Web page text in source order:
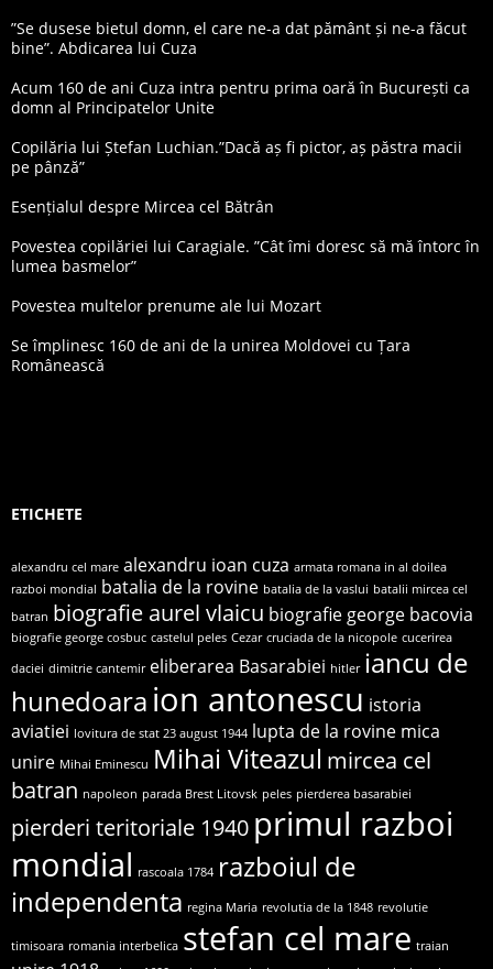
”Se dusese bietul domn, el care ne-a dat pământ și ne-a făcut
bine”. Abdicarea lui Cuza
Acum 160 de ani Cuza intra pentru prima oară în București ca
domn al Principatelor Unite
Copilăria lui Ștefan Luchian.”Dacă aș fi pictor, aș păstra macii
pe pânză”
Esențialul despre Mircea cel Bătrân
Povestea copilăriei lui Caragiale. ”Cât îmi doresc să mă întorc în
lumea basmelor”
Povestea multelor prenume ale lui Mozart
Se împlinesc 160 de ani de la unirea Moldovei cu Țara
Românească
ETICHETE
alexandru cel mare alexandru ioan cuza armata romana in al doilea
razboi mondial batalia de la rovine batalia de la vaslui batalii mircea cel
batran biografie aurel vlaicu biografie george bacovia
biografie george cosbuc castelul peles Cezar cruciada de la nicopole cucerirea
daciei dimitrie cantemir eliberarea Basarabiei hitler iancu de
hunedoara ion antonescu istoria
aviatiei lovitura de stat 23 august 1944 lupta de la rovine mica
unire Mihai Eminescu Mihai Viteazul mircea cel
batran napoleon parada Brest Litovsk peles pierderea basarabiei
pierderi teritoriale 1940 primul razboi
mondial rascoala 1784 razboiul de
independenta regina Maria revolutia de la 1848 revolutie
timisoara romania interbelica stefan cel mare traian